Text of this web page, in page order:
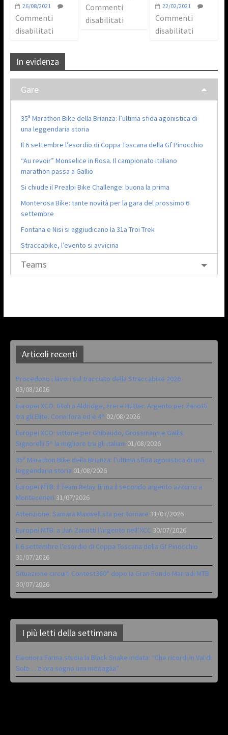
26/08/2021
Commenti
disabilitati
Commenti
disabilitati
22/02/2021
Commenti
disabilitati
In evidenza
Gare
35ª Marathon Bike della Brianza: l’ultima sfida agonistica di
una leggendaria storia
Il 6 settembre l’esordio di Coppa Toscana della Gf Pinocchio
“Au revoir” Monselice in Rosa. Il campionato italiano
marathon passa a Gallio
Si chiude il Prealpi Bike Challenge: buona la prima
Monterosa Bike: tante novità per la gara del prossimo 6
settembre
Fontana e Nisi si aggiudicano la 31a Troi Trek
Straccabike, l’evento si avvicina
Teams
Articoli recenti
Procedono i lavori sul tracciato della Straccabike 2026
03/08/2026
Europei XCO: titoli a Aldridge, Frei e Hutter. Argento per Zanotti
tra gli Elite. Corvi fora ed è 4^ 02/08/2026
Europei XCO: vittorie per Ghibaudo, Grossmann e Gallis.
Signorelli 5^ la migliore tra gli italiani 01/08/2026
35ª Marathon Bike della Brianza: l’ultima sfida agonistica di una
leggendaria storia 01/08/2026
Europei MTB: il Team Relay firma il secondo argento azzurro a
Monteceneri 31/07/2026
Attenzione: Samara Maxwell sta per tornare 31/07/2026
Europei MTB: a Juri Zanotti l’argento nell’XCC 30/07/2026
Il 6 settembre l’esordio di Coppa Toscana della Gf Pinocchio
31/07/2026
Situazione circuiti Contest360° dopo la Gran Fondo Marradi MTB
30/07/2026
I più letti della settimana
Eleonora Farina studia la Black Snake iridata: “Che ricordi in Val di
Sole… e ora sogno una medaglia”